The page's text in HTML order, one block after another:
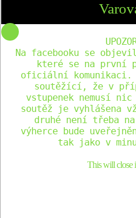
Na facebooku se
které se na první
oficiální komunikaci.
soutěžící, že v
vstupenek nemusí
soutěž je vyhlášena
druhé není třeba
výherce bude
tak jako v
This will close